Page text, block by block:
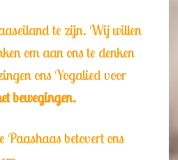
te zijn. Wij willen
om aan ons te denken
ons Yogalied voor
bewegingen.
Paashaas betovert ons